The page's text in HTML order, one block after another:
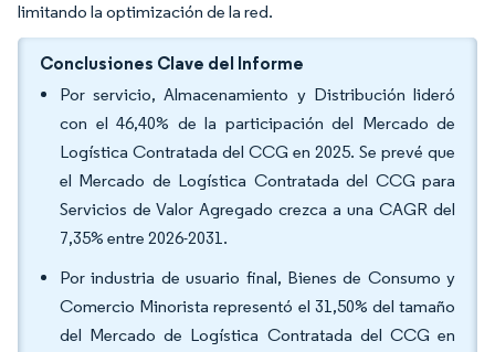
limitando la optimización de la red.
Conclusiones Clave del Informe
Por servicio, Almacenamiento y Distribución lideró
con el 46,40% de la participación del Mercado de
Logística Contratada del CCG en 2025. Se prevé que
el Mercado de Logística Contratada del CCG para
Servicios de Valor Agregado crezca a una CAGR del
7,35% entre 2026-2031.
Por industria de usuario final, Bienes de Consumo y
Comercio Minorista representó el 31,50% del tamaño
del Mercado de Logística Contratada del CCG en